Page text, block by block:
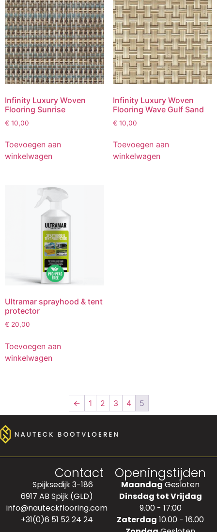
Infinity Luxury Woven
Flooring Sunrise
€ 10,00
Toevoegen aan
winkelwagen
Infinity Luxury Woven
Flooring Wave Gulf Sand
€ 10,00
Toevoegen aan
winkelwagen
Ultramar sprayhood & tent
protector
€ 20,00
Toevoegen aan
winkelwagen
← 1 2 3 4 5
Contact
Spijksedijk 3-186
6917 AB Spijk (GLD)
info@nauteckflooring.com
+31(0)6 51 52 24 24
Openingstijden
Maandag Gesloten
Dinsdag tot Vrijdag
9.00 - 17:00
Zaterdag 10.00 - 16.00